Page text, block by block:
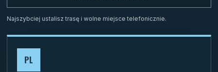
Najszybciej ustalisz trasę i wolne miejsce telefonicznie.
PL